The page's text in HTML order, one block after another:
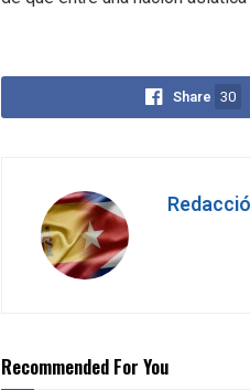
Share 30
Recommended For You